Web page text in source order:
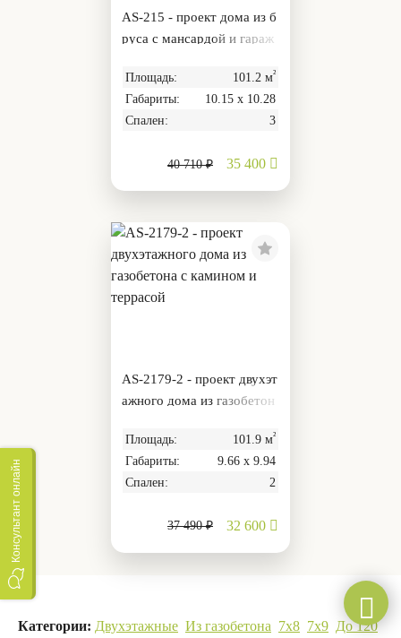
AS-215 - проект дома из б
руса с мансардой и гараж
Площадь: 101.2 м²
Габариты:
10.15 х 10.28
Спален:
3
40 710 ₽ 35 400
AS-2179-2 - проект двухэт
ажного дома из газобетон
Площадь: 101.9 м²
Габариты:
9.66 х 9.94
Спален:
2
37 490 ₽ 32 600
Категории: Двухэтажные Из газобетона 7х8 7х9 До 120
Консультант онлайн